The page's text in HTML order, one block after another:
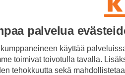
palvelua
käyttää
toimivat toivotulla tavalla.
tehokkuutta sekä